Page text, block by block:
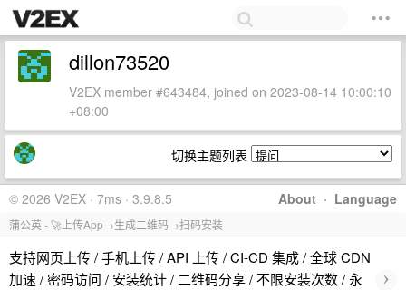
dillon73520
V2EX member #643484, joined on 2023-08-14 10:00:10
+08:00
切换主题列表
About · Language
© 2026 V2EX · 7ms · 3.9.8.5
蒲公英 - 🚀上传App→生成二维码→扫码安装
支持网页上传 / 手机上传 / API 上传 / CI-CD 集成 / 全球 CDN
加速 / 密码访问 / 安装统计 / 二维码分享 / 不限安装次数 / 永
›